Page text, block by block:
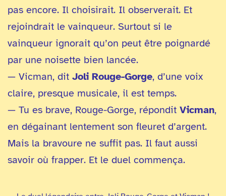
pas encore. Il choisirait. Il observerait. Et
rejoindrait le vainqueur. Surtout si le
vainqueur ignorait qu’on peut être poignardé
par une noisette bien lancée.
— Vicman, dit Joli Rouge-Gorge, d’une voix
claire, presque musicale, il est temps.
— Tu es brave, Rouge-Gorge, répondit Vicman,
en dégainant lentement son fleuret d’argent.
Mais la bravoure ne suffit pas. Il faut aussi
savoir où frapper. Et le duel commença.